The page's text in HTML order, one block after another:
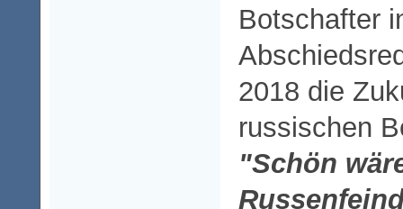
Botschafter
2018 die
russischen
"Schön